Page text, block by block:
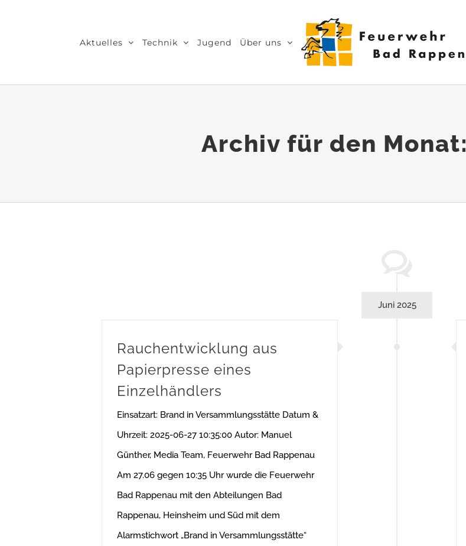
Aktuelles Technik Jugend Über uns
Archiv für den Monat:
Juni 2025
Rauchentwicklung aus
Papierpresse eines
Einzelhändlers
Einsatzart: Brand in Versammlungsstätte Datum &
Uhrzeit: 2025-06-27 10:35:00 Autor: Manuel
Günther, Media Team, Feuerwehr Bad Rappenau
Am 27.06 gegen 10:35 Uhr wurde die Feuerwehr
Bad Rappenau mit den Abteilungen Bad
Rappenau, Heinsheim und Süd mit dem
Alarmstichwort „Brand in Versammlungsstätte“